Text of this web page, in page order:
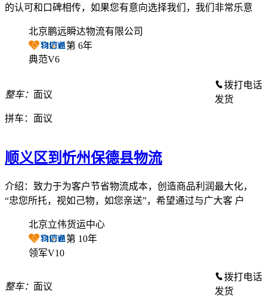
的认可和口碑相传，如果您有意向选择我们，我们非常乐意
北京鹏远瞬达物流有限公司
第 6年
典范V6
整车： 面议
拼车： 面议
拨打电话
发货
顺义区到忻州保德县物流
介绍：致力于为客户节省物流成本，创造商品利润最大化，
“忠您所托，视如己物，如您亲送”，希望通过与广大客 户
北京立伟货运中心
第 10年
领军V10
整车： 面议
拨打电话
发货